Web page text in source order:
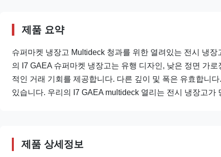
제품 요약
슈퍼마켓 냉장고 Multideck 청과를 위한 열려있는 전시 냉
의 I7 GAEA 슈퍼마켓 냉장고는 유행 디자인, 낮은 정면 가
적인 거래 기회를 제공합니다. 다른 깊이 및 폭은 유효합니
있습니다. 우리의 I7 GAEA multideck 열리는 전시 냉장고
제품 상세정보